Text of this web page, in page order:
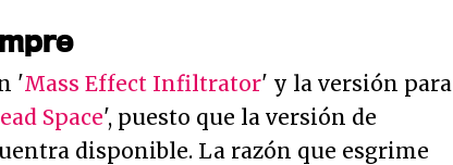
'Mass Effect Infiltrator' y la versión para
Space', puesto que la versión de
disponible. La razón que esgrime